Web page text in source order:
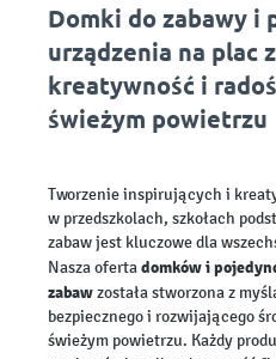
Domki do zabawy i
urządzenia na plac
kreatywność i
świeżym powietrzu
Tworzenie inspirujących i
w przedszkolach, szkołach
zabaw jest kluczowe dla
Nasza ofertadomków i
zabawzostała stworzona z
bezpiecznego i rozwijającego
świeżym powietrzu. Każdy